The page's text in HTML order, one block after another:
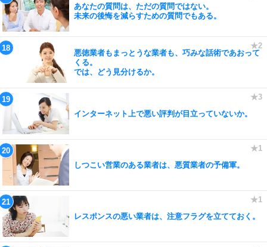
あなたの質問は、ただの質問ではない。
未来の後悔を減らすための質問でもある。
悪徳業者もまっとうな業者も、巧みな話術であおって
くる。
では、どう見分けるか。
インターネット上で悪い評判が目立っていないか。
しつこい営業のある業者は、悪質業者の予備軍。
レスポンスの悪い業者は、注意フラグを立てておく。